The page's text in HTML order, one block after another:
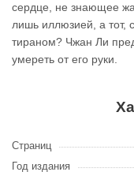
сердце, не знающее
лишь иллюзией, а тот,
тираном? Чжан Ли
умереть от его руки.
Страниц
Год издания